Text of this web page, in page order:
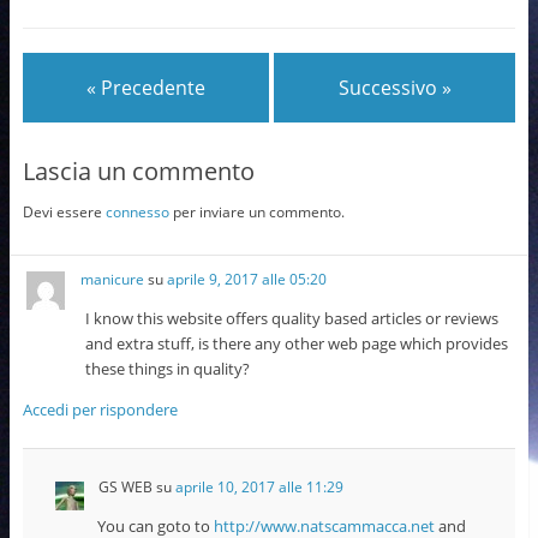
« Precedente Successivo »
Lascia un commento
Devi essere connessoper inviare un commento.
manicure suaprile 9, 2017 alle 05:20
I know this website offers quality based articles or reviews
and extra stuff, is there any other web page which provides
these things in quality?
Accedi per rispondere
GS WEB suaprile 10, 2017 alle 11:29
You can goto to http://www.natscammacca.netand